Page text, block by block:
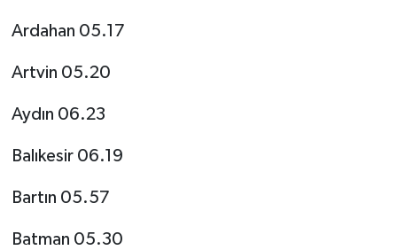
Ardahan 05.17
Artvin 05.20
Aydın 06.23
Balıkesir 06.19
Bartın 05.57
Batman 05.30